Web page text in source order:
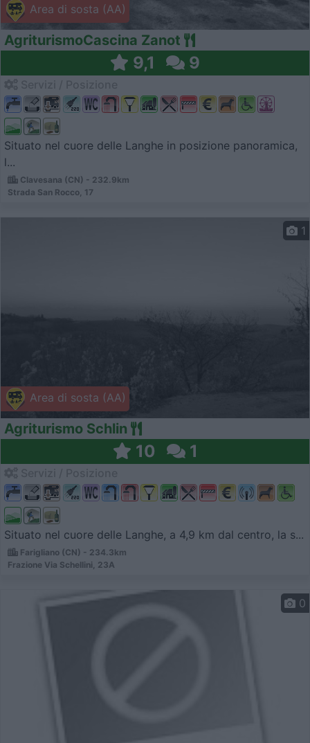
Area di sosta (AA)
AgriturismoCascina Zanot
9,1 9
Situato nel cuore delle Langhe in posizione panoramica,
l...
Clavesana (CN) - 232.9km
Strada San Rocco, 17
Area di sosta (AA)
1
Agriturismo Schlin
10 1
Situato nel cuore delle Langhe, a 4,9 km dal centro, la s...
Farigliano (CN) - 234.3km
Frazione Via Schellini, 23A
0